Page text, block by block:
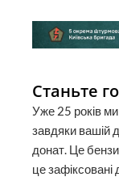
Станьте
Уже 25 років ми
завдяки вашій
донат. Це
це